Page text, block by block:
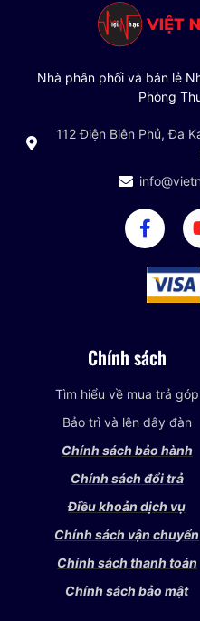
Nhà phân phối và bán lẻ
Phòng
112 Điện Biên Phủ, Đa
Chính sách
Tìm hiểu về mua trả góp
Bảo trì và lên dây đàn
Chính sách bảo hành
Chính sách đổi trả
Điều khoản dịch vụ
Chính sách vận chuyển
Chính sách thanh toán
Chính sách bảo mật